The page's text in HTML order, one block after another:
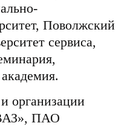
Поволжский
сервиса,
организации
ПАО